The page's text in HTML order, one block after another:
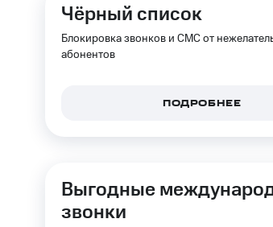
на смартфоны
при покупке со связью
Чёрный список
Блокировка звонков и СМС от
абонентов
ПОДРОБНЕЕ
Выгодные
звонки